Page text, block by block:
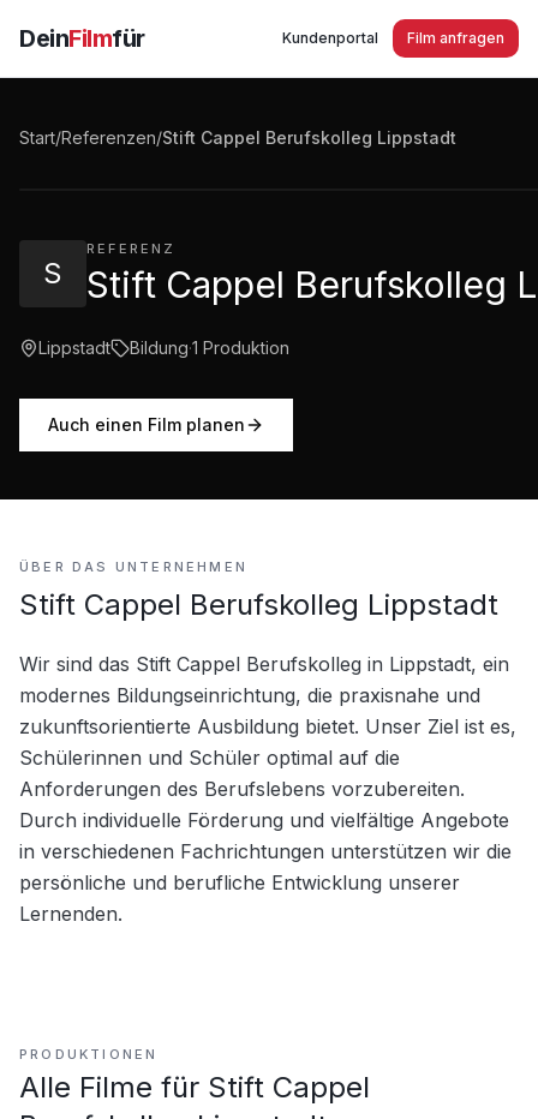
DeinFilmfür Kundenportal Film anfragen
Start/Referenzen/Stift Cappel Berufskolleg Lippstadt
S
REFERENZ
Stift Cappel Berufskolleg
Lippstadt Bildung·1 Produktion
Auch einen Film planen
Stift Cappel Berufskolleg Lippstadt
ÜBER DAS UNTERNEHMEN
Stift Cappel Berufskolleg Lippstadt
Wir sind das Stift Cappel Berufskolleg in Lippstadt, ein
modernes Bildungseinrichtung, die praxisnahe und
zukunftsorientierte Ausbildung bietet. Unser Ziel ist es,
Schülerinnen und Schüler optimal auf die
Anforderungen des Berufslebens vorzubereiten.
Durch individuelle Förderung und vielfältige Angebote
in verschiedenen Fachrichtungen unterstützen wir die
persönliche und berufliche Entwicklung unserer
Lernenden.
PRODUKTIONEN
Alle Filme für Stift Cappel